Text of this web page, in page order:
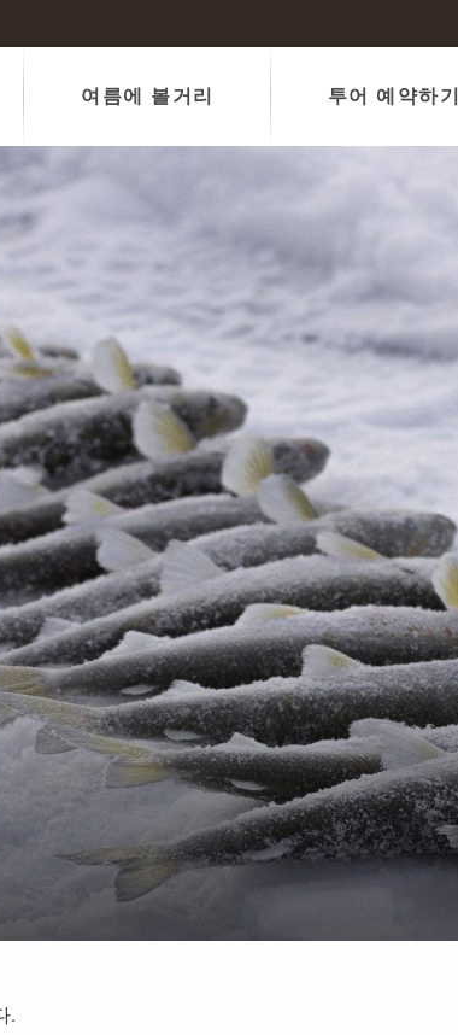
여름에 볼거리 투어 예약하기
.